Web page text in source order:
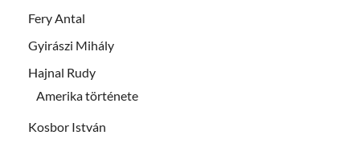
Fery Antal
Gyirászi Mihály
Hajnal Rudy
Amerika története
Kosbor István